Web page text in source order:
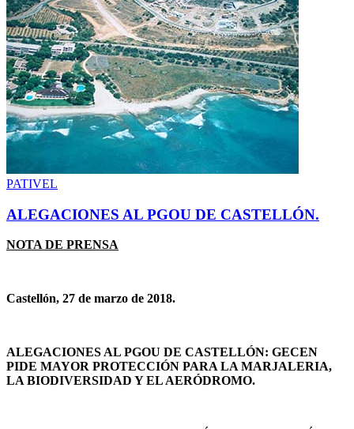
PATIVEL
ALEGACIONES AL PGOU DE CASTELLÓN.
NOTA DE PRENSA
Castellón, 27 de marzo de 2018.
ALEGACIONES AL PGOU DE CASTELLÓN: GECEN
PIDE MAYOR PROTECCIÓN PARA LA MARJALERIA,
LA BIODIVERSIDAD Y EL AERÓDROMO.